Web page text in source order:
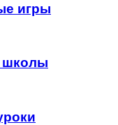
игры
школы